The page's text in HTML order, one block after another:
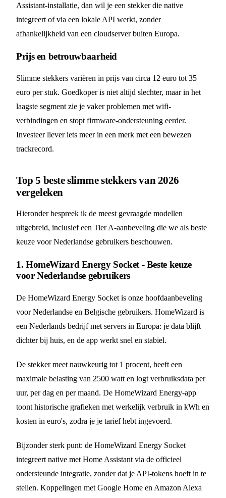
Assistant-installatie, dan wil je een stekker die native
integreert of via een lokale API werkt, zonder
afhankelijkheid van een cloudserver buiten Europa.
Prijs en betrouwbaarheid
Slimme stekkers variëren in prijs van circa 12 euro tot 35
euro per stuk. Goedkoper is niet altijd slechter, maar in het
laagste segment zie je vaker problemen met wifi-
verbindingen en stopt firmware-ondersteuning eerder.
Investeer liever iets meer in een merk met een bewezen
trackrecord.
Top 5 beste slimme stekkers van 2026
vergeleken
Hieronder bespreek ik de meest gevraagde modellen
uitgebreid, inclusief een Tier A-aanbeveling die we als beste
keuze voor Nederlandse gebruikers beschouwen.
1. HomeWizard Energy Socket - Beste keuze
voor Nederlandse gebruikers
De HomeWizard Energy Socket is onze hoofdaanbeveling
voor Nederlandse en Belgische gebruikers. HomeWizard is
een Nederlands bedrijf met servers in Europa: je data blijft
dichter bij huis, en de app werkt snel en stabiel.
De stekker meet nauwkeurig tot 1 procent, heeft een
maximale belasting van 2500 watt en logt verbruiksdata per
uur, per dag en per maand. De HomeWizard Energy-app
toont historische grafieken met werkelijk verbruik in kWh en
kosten in euro's, zodra je je tarief hebt ingevoerd.
Bijzonder sterk punt: de HomeWizard Energy Socket
integreert native met Home Assistant via de officieel
ondersteunde integratie, zonder dat je API-tokens hoeft in te
stellen. Koppelingen met Google Home en Amazon Alexa